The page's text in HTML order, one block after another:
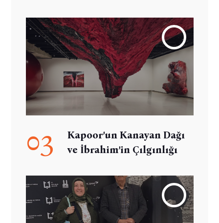
03
Kapoor’un Kanayan Dağı
ve İbrahim’in Çılgınlığı